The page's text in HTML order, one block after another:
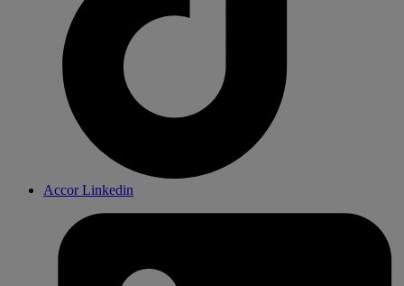
Accor Linkedin